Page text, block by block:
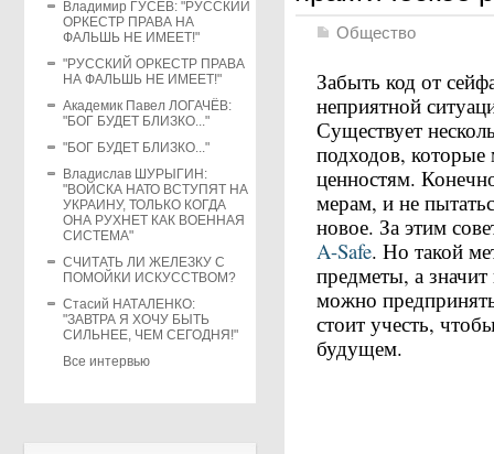
Владимир ГУСЕВ: "РУССКИЙ
ОРКЕСТР ПРАВА НА
ФАЛЬШЬ НЕ ИМЕЕТ!"
"РУССКИЙ ОРКЕСТР ПРАВА
НА ФАЛЬШЬ НЕ ИМЕЕТ!"
Академик Павел ЛОГАЧЁВ:
"БОГ БУДЕТ БЛИЗКО..."
"БОГ БУДЕТ БЛИЗКО..."
Владислав ШУРЫГИН:
"ВОЙСКА НАТО ВСТУПЯТ НА
УКРАИНУ, ТОЛЬКО КОГДА
ОНА РУХНЕТ КАК ВОЕННАЯ
СИСТЕМА"
СЧИТАТЬ ЛИ ЖЕЛЕЗКУ С
ПОМОЙКИ ИСКУССТВОМ?
Стасий НАТАЛЕНКО:
"ЗАВТРА Я ХОЧУ БЫТЬ
СИЛЬНЕЕ, ЧЕМ СЕГОДНЯ!"
Все интервью
Общество
Забыть код от
неприятной
Существует
подходов,
ценностям.
мерам, и не
новое. За этим
A-Safe. Но такой
предметы, а
можно
стоит учесть,
будущем.